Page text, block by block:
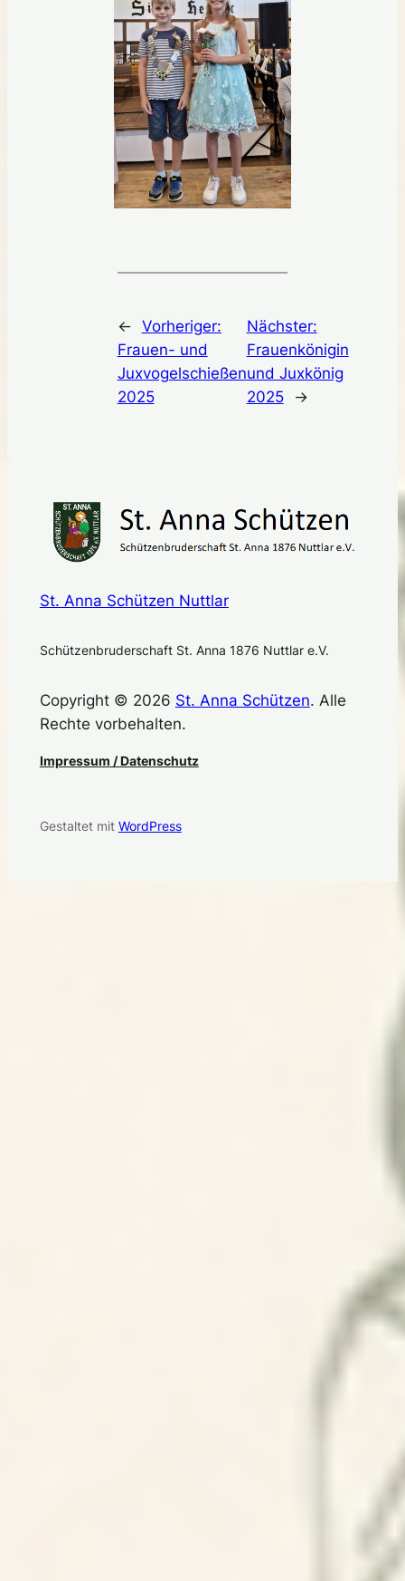
← Vorheriger:
Frauen- und
Juxvogelschießen
2025
Nächster:
Frauenkönigin
und Juxkönig
2025
→
St. Anna Schützen Nuttlar
Schützenbruderschaft St. Anna 1876 Nuttlar e.V.
Copyright © 2026 St. Anna Schützen. Alle
Rechte vorbehalten.
Impressum / Datenschutz
Gestaltet mit WordPress